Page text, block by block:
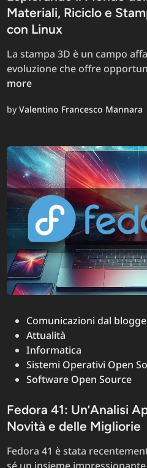
Materiali, Riciclo e
con Linux
La stampa 3D è un campo
evoluzione che offre
more
byValentino Francesco Mannara
PostedComunicazioni dal
Attualità
Informatica
Sistemi Operativi Open
Software Open Source
Fedora 41: Un’Analisi
Novità e delle Migliorie
Fedora 41 è stata